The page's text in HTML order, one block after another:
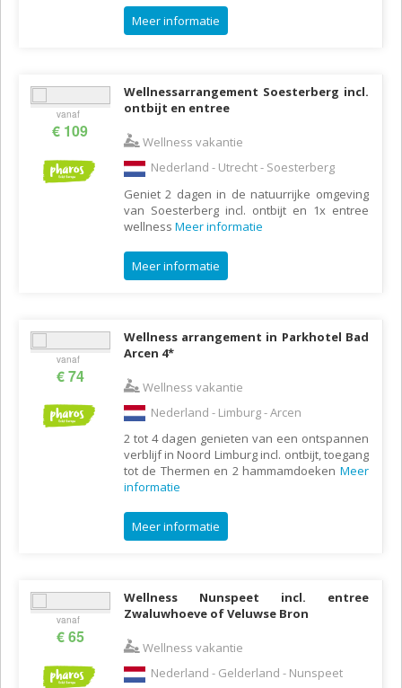
Meer informatie
vanaf
€ 109
Wellnessarrangement Soesterberg incl.
ontbijt en entree
Wellness vakantie
Nederland - Utrecht - Soesterberg
Geniet 2 dagen in de natuurrijke omgeving
van Soesterberg incl. ontbijt en 1x entree
wellness Meer informatie
Meer informatie
vanaf
€ 74
Wellness arrangement in Parkhotel Bad
Arcen 4*
Wellness vakantie
Nederland - Limburg - Arcen
2 tot 4 dagen genieten van een ontspannen
verblijf in Noord Limburg incl. ontbijt, toegang
tot de Thermen en 2 hammamdoeken Meer
informatie
Meer informatie
vanaf
€ 65
Wellness Nunspeet incl. entree
Zwaluwhoeve of Veluwse Bron
Wellness vakantie
Nederland - Gelderland - Nunspeet